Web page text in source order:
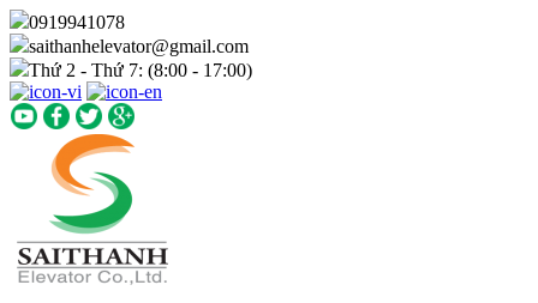
0919941078
saithanhelevator@gmail.com
Thứ 2 - Thứ 7: (8:00 - 17:00)